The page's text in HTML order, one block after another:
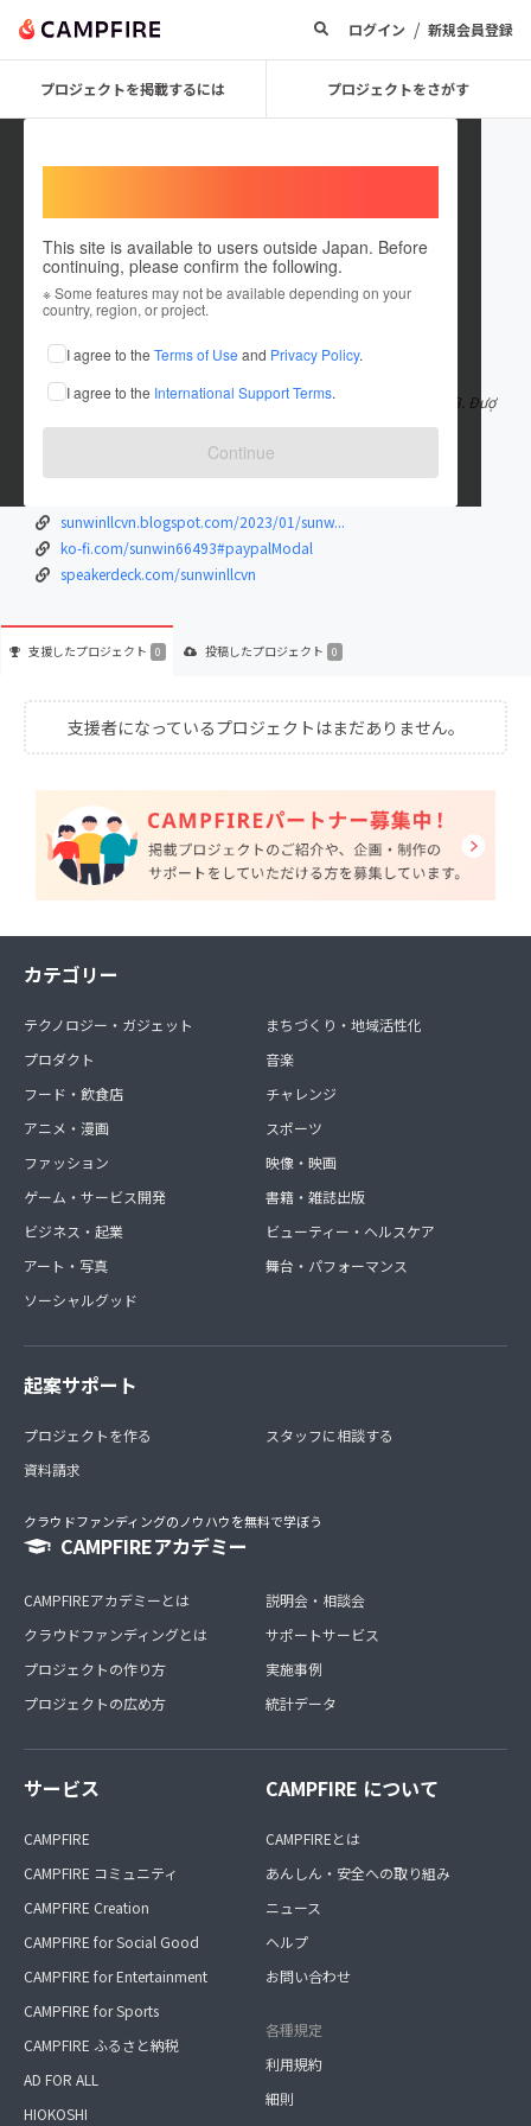
ログイン / 新規会員登録
プロジェクトを掲載するには プロジェクトをさがす
This site is available to users outside Japan. Before
continuing, please confirm the following.
※ Some features may not be available depending on your
country, region, or project.
I agree to the Terms of Use and Privacy Policy.
I agree to the International Support Terms.
Continue
sunwinllcvn
在住国：日本
出身国：日本
SUNWIN là cổng game đánh bài quốc tế đổi thưởng lọt vào tốp 3. Đượ
c nhiều người tham gia t もっと見る
sunwinllcvn.blogspot.com/2023/01/sunw...
ko-fi.com/sunwin66493#paypalModal
speakerdeck.com/sunwinllcvn
支援したプロジェクト 0 投稿したプロジェクト 0
支援者になっているプロジェクトはまだありません。
カテゴリー
テクノロジー・ガジェット
プロダクト
フード・飲食店
アニメ・漫画
ファッション
ゲーム・サービス開発
ビジネス・起業
アート・写真
ソーシャルグッド
まちづくり・地域活性化
音楽
チャレンジ
スポーツ
映像・映画
書籍・雑誌出版
ビューティー・ヘルスケア
舞台・パフォーマンス
起案サポート
プロジェクトを作る
資料請求
スタッフに相談する
クラウドファンディングのノウハウを無料で学ぼう
CAMPFIREアカデミー
CAMPFIREアカデミーとは
クラウドファンディングとは
プロジェクトの作り方
プロジェクトの広め方
説明会・相談会
サポートサービス
実施事例
統計データ
サービス
CAMPFIRE
CAMPFIRE コミュニティ
CAMPFIRE Creation
CAMPFIRE for Social Good
CAMPFIRE for Entertainment
CAMPFIRE for Sports
CAMPFIRE ふるさと納税
AD FOR ALL
HIOKOSHI
CAMPFIRE について
CAMPFIREとは
あんしん・安全への取り組み
ニュース
ヘルプ
お問い合わせ
各種規定
利用規約
細則